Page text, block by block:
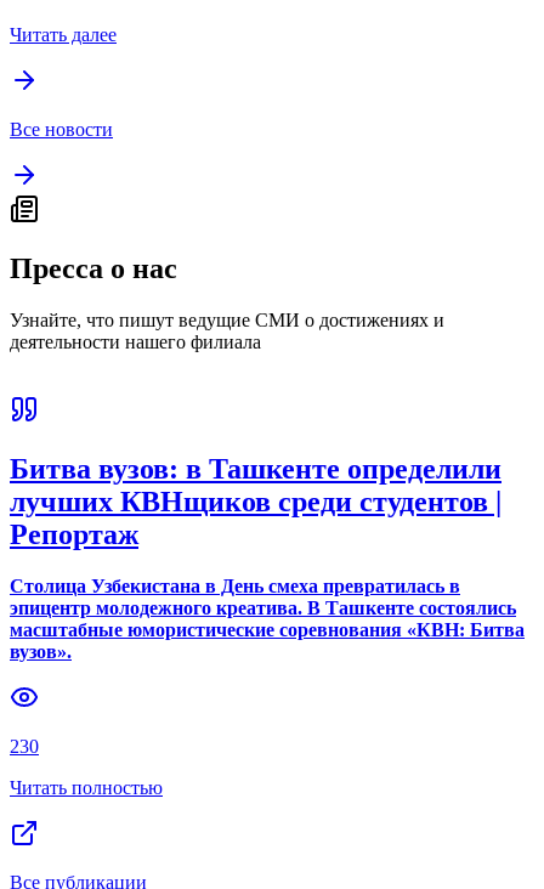
Читать далее
Все новости
Пресса о нас
Узнайте, что пишут ведущие СМИ о достижениях и
деятельности нашего филиала
Битва вузов: в Ташкенте определили
лучших КВНщиков среди студентов |
Репортаж
Столица Узбекистана в День смеха превратилась в
эпицентр молодежного креатива. В Ташкенте состоялись
масштабные юмористические соревнования «КВН: Битва
вузов».
230
Читать полностью
Все публикации